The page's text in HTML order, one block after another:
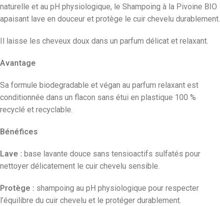
naturelle et au pH physiologique, le Shampoing à la Pivoine BIO
apaisant lave en douceur et protège le cuir chevelu durablement.
Il laisse les cheveux doux dans un parfum délicat et relaxant.
Avantage
Sa formule biodegradable et végan au parfum relaxant est
conditionnée dans un flacon sans étui en plastique 100 %
recyclé et recyclable.
Bénéfices
Lave : base lavante douce sans tensioactifs sulfatés pour
nettoyer délicatement le cuir chevelu sensible.
Protège : shampoing au pH physiologique pour respecter
l’équilibre du cuir chevelu et le protéger durablement.